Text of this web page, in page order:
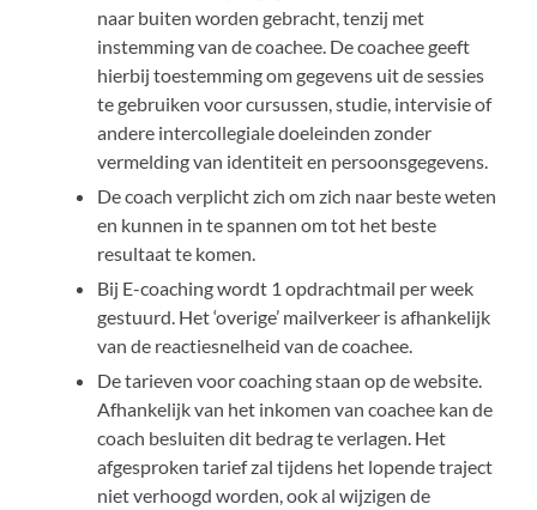
naar buiten worden gebracht, tenzij met
instemming van de coachee. De coachee geeft
hierbij toestemming om gegevens uit de sessies
te gebruiken voor cursussen, studie, intervisie of
andere intercollegiale doeleinden zonder
vermelding van identiteit en persoonsgegevens.
De coach verplicht zich om zich naar beste weten
en kunnen in te spannen om tot het beste
resultaat te komen.
Bij E-coaching wordt 1 opdrachtmail per week
gestuurd. Het ‘overige’ mailverkeer is afhankelijk
van de reactiesnelheid van de coachee.
De tarieven voor coaching staan op de website.
Afhankelijk van het inkomen van coachee kan de
coach besluiten dit bedrag te verlagen. Het
afgesproken tarief zal tijdens het lopende traject
niet verhoogd worden, ook al wijzigen de